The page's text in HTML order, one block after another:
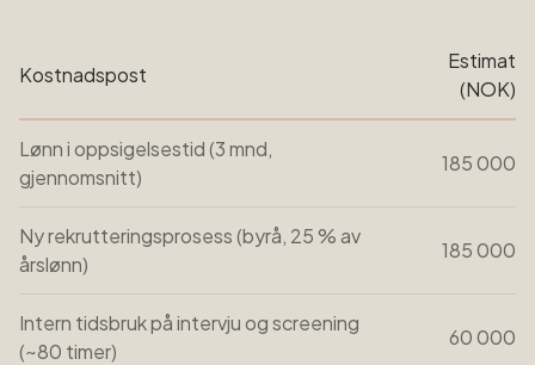
Kostnadspost
Estimat
(NOK)
Lønn i oppsigelsestid (3 mnd,
gjennomsnitt)
185 000
Ny rekrutteringsprosess (byrå, 25 % av
årslønn)
185 000
Intern tidsbruk på intervju og screening
(~80 timer)
60 000